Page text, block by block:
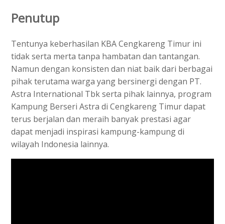
Penutup
Tentunya keberhasilan KBA Cengkareng Timur ini
tidak serta merta tanpa hambatan dan tantangan.
Namun dengan konsisten dan niat baik dari berbagai
pihak terutama warga yang bersinergi dengan PT.
Astra International Tbk serta pihak lainnya, program
Kampung Berseri Astra di Cengkareng Timur dapat
terus berjalan dan meraih banyak prestasi agar
dapat menjadi inspirasi kampung-kampung di
wilayah Indonesia lainnya.